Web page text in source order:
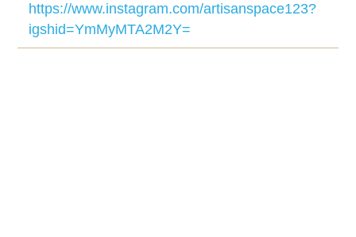
https://www.instagram.com/artisanspace123?
igshid=YmMyMTA2M2Y=